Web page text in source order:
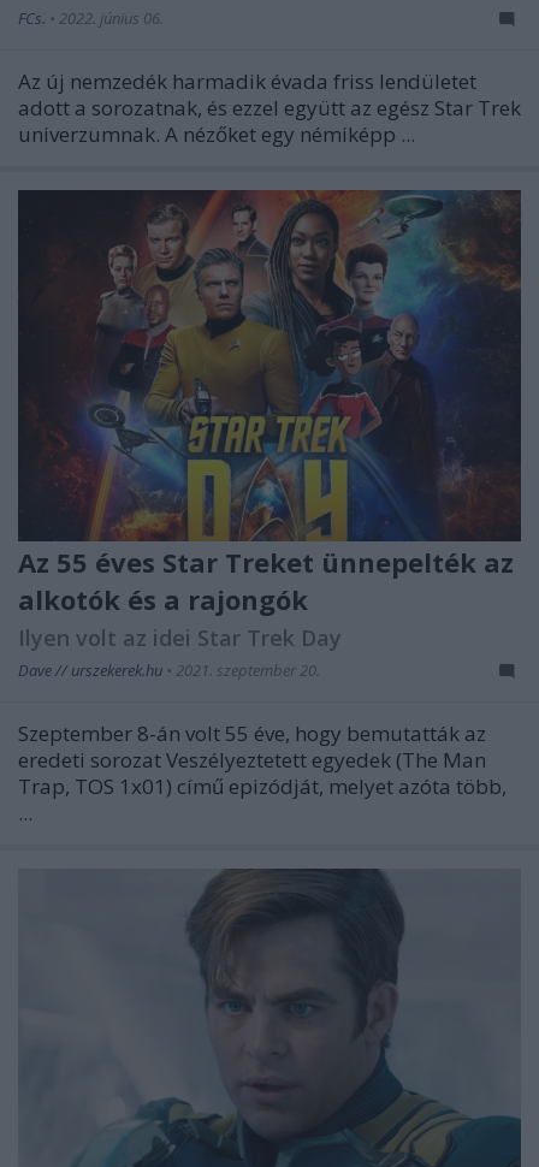
FCs. • 2022. június 06.
Az új nemzedék harmadik évada friss lendületet
adott a sorozatnak, és ezzel együtt az egész Star Trek
univerzumnak. A nézőket egy némiképp ...
Az 55 éves Star Treket ünnepelték az
alkotók és a rajongók
Ilyen volt az idei Star Trek Day
Dave // urszekerek.hu • 2021. szeptember 20.
Szeptember 8-án volt 55 éve, hogy bemutatták az
eredeti sorozatVeszélyeztetett egyedek (The Man
Trap, TOS 1x01) című epizódját, melyet azóta több,
...